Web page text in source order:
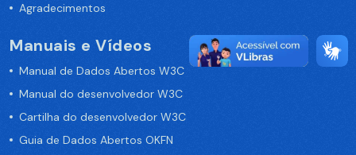
Agradecimentos
Manuais e Vídeos
Manual de Dados Abertos W3C
Manual do desenvolvedor W3C
Cartilha do desenvolvedor W3C
Guia de Dados Abertos OKFN